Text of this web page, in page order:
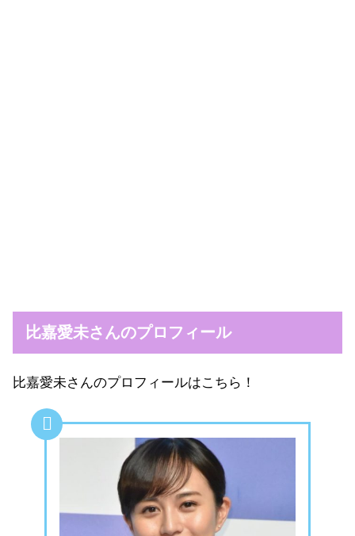
比嘉愛未さんのプロフィール
比嘉愛未さんのプロフィールはこちら！